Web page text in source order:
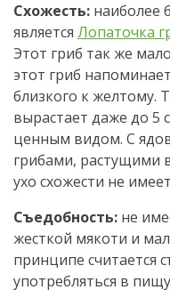
Схожесть: наиболее
является Лопаточка
Этот гриб так же
этот гриб
близкого к желтому.
вырастает даже до 5
ценным видом. С
грибами, растущими
ухо схожести не
Съедобность: не
жесткой мякоти и
принципе считается
употребляться в